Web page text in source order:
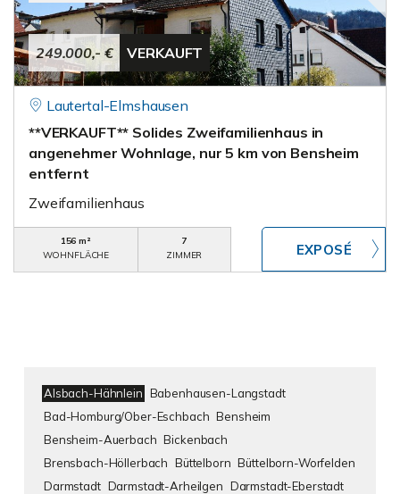
249.000,- € VERKAUFT
Lautertal-Elmshausen
**VERKAUFT** Solides Zweifamilienhaus in
angenehmer Wohnlage, nur 5 km von Bensheim
entfernt
Zweifamilienhaus
156 m²
WOHNFLÄCHE
7
ZIMMER
Alsbach-Hähnlein Babenhausen-Langstadt
Bad-Homburg/Ober-Eschbach Bensheim
Bensheim-Auerbach Bickenbach
Brensbach-Höllerbach Büttelborn Büttelborn-Worfelden
Darmstadt Darmstadt-Arheilgen Darmstadt-Eberstadt